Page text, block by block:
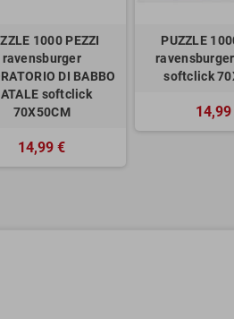
1000 PEZZI
ravensburger
DI BABBO
softclick
70X50CM
14,99 €
PUZZLE
ravensburger
softclick
14,99